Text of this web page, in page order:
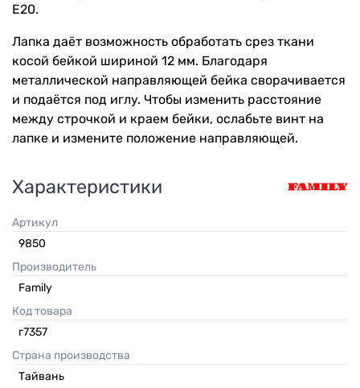
E20.
Лапка даёт возможность обработать срез ткани
косой бейкой шириной 12 мм. Благодаря
металлической направляющей бейка сворачивается
и подаётся под иглу. Чтобы изменить расстояние
между строчкой и краем бейки, ослабьте винт на
лапке и измените положение направляющей.
Характеристики
Артикул
9850
Производитель
Family
Код товара
г7357
Страна производства
Тайвань